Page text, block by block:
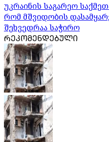
უკრაინის საგარეო
რომ მშვიდობის
შეხვედრაა საჭირო
ᲠᲔᲙᲝᲛᲔᲜᲓᲔᲑᲣᲚᲘ